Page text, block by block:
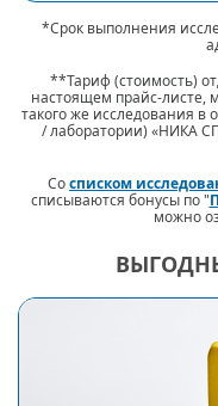
*Срок выполнения
**Тариф (стоимость)
настоящем прайс-листе,
такого же исследования
/ лаборатории) «НИКА
Сосписком
списываются бонусы по "
можно